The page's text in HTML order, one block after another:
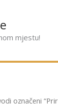
mjestu!
označeni